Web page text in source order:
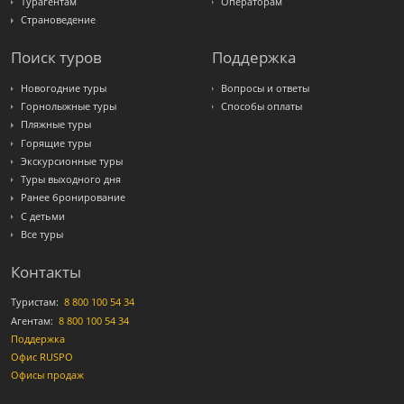
Страноведение
Поиск туров
Новогодние туры
Горнолыжные туры
Пляжные туры
Горящие туры
Экскурсионные туры
Туры выходного дня
Ранее бронирование
С детьми
Все туры
Поддержка
Вопросы и ответы
Способы оплаты
Контакты
Туристам: 8 800 100 54 34
Агентам: 8 800 100 54 34
Поддержка
Офис RUSPO
Офисы продаж